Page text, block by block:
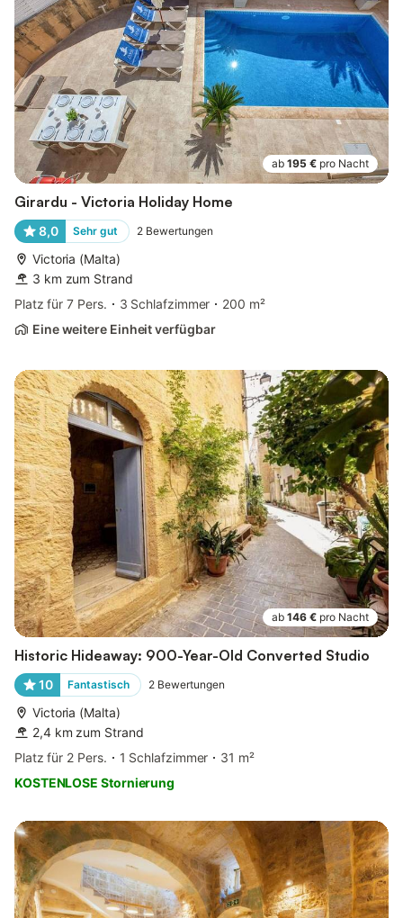
ab 195 € pro Nacht
Girardu - Victoria Holiday Home
8,0 Sehr gut 2 Bewertungen
Victoria (Malta)
3 km zum Strand
Platz für 7 Pers.
3 Schlafzimmer
200 m²
Eine weitere Einheit verfügbar
ab 146 € pro Nacht
Historic Hideaway: 900-Year-Old Converted Studio
10 Fantastisch 2 Bewertungen
Victoria (Malta)
2,4 km zum Strand
Platz für 2 Pers.
1 Schlafzimmer
31 m²
KOSTENLOSE Stornierung